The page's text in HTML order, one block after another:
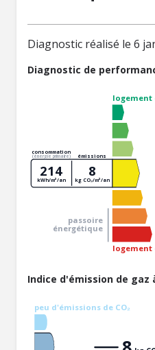
Diagnostic réalisé le 6
Diagnostic de
logement
logement
passoire
énergétique
consommation
(énergie primaire) émissions
214
kWh/m²/an
8
kg CO₂/m²/an
Indice d'émission de gaz
peu d'émissions de CO₂